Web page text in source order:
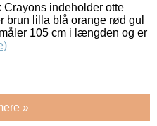
Crayons indeholder otte
brun lilla blå orange rød gul
105 cm i længden og er
»